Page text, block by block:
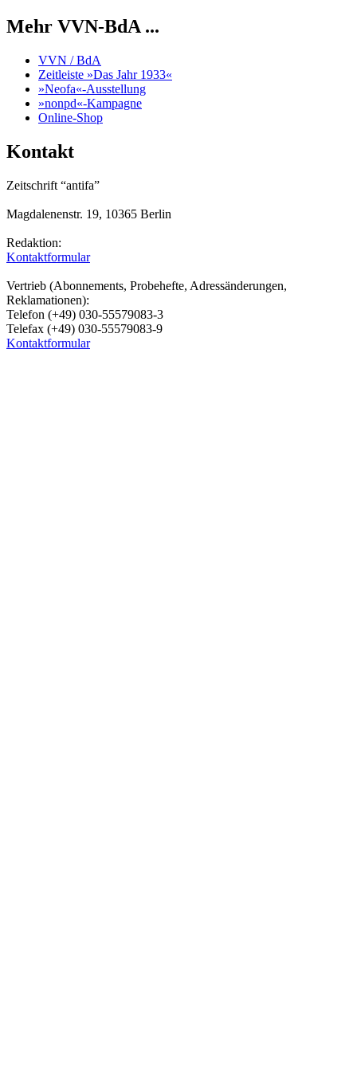
Mehr VVN-BdA ...
VVN / BdA
Zeitleiste »Das Jahr 1933«
»Neofa«-Ausstellung
»nonpd«-Kampagne
Online-Shop
Kontakt
Zeitschrift “antifa”
Magdalenenstr. 19, 10365 Berlin
Redaktion:
Kontaktformular
Vertrieb (Abonnements, Probehefte, Adressänderungen,
Reklamationen):
Telefon (+49) 030-55579083-3
Telefax (+49) 030-55579083-9
Kontaktformular